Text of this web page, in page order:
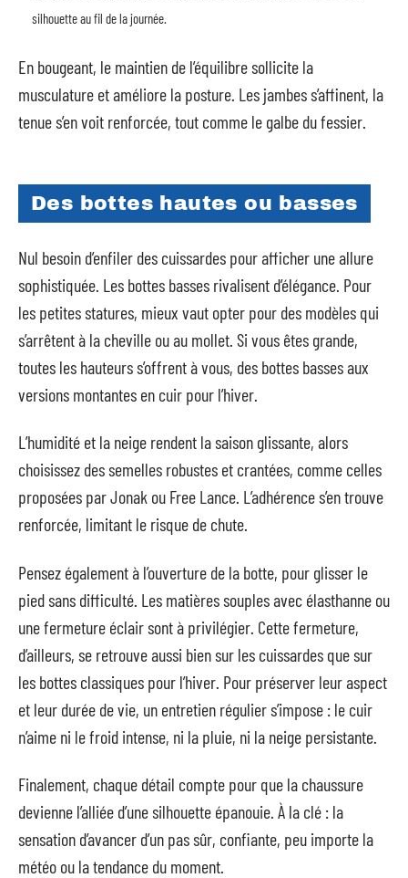
silhouette au fil de la journée.
En bougeant, le maintien de l’équilibre sollicite la
musculature et améliore la posture. Les jambes s’affinent, la
tenue s’en voit renforcée, tout comme le galbe du fessier.
Des bottes hautes ou basses
Nul besoin d’enfiler des cuissardes pour afficher une allure
sophistiquée. Les bottes basses rivalisent d’élégance. Pour
les petites statures, mieux vaut opter pour des modèles qui
s’arrêtent à la cheville ou au mollet. Si vous êtes grande,
toutes les hauteurs s’offrent à vous, des bottes basses aux
versions montantes en cuir pour l’hiver.
L’humidité et la neige rendent la saison glissante, alors
choisissez des semelles robustes et crantées, comme celles
proposées par Jonak ou Free Lance. L’adhérence s’en trouve
renforcée, limitant le risque de chute.
Pensez également à l’ouverture de la botte, pour glisser le
pied sans difficulté. Les matières souples avec élasthanne ou
une fermeture éclair sont à privilégier. Cette fermeture,
d’ailleurs, se retrouve aussi bien sur les cuissardes que sur
les bottes classiques pour l’hiver. Pour préserver leur aspect
et leur durée de vie, un entretien régulier s’impose : le cuir
n’aime ni le froid intense, ni la pluie, ni la neige persistante.
Finalement, chaque détail compte pour que la chaussure
devienne l’alliée d’une silhouette épanouie. À la clé : la
sensation d’avancer d’un pas sûr, confiante, peu importe la
météo ou la tendance du moment.